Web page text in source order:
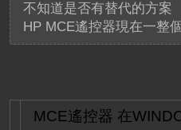
不知道是否有替代的方案
HP MCE遙控器現在一整
MCE遙控器 在